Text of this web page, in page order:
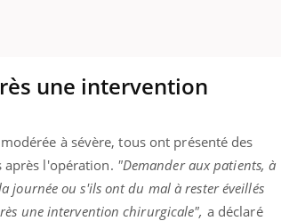
une intervention
à sévère, tous ont présenté des
après l'opération. "Demander aux patients, à
journée ou s'ils ont du mal à rester éveillés
une intervention chirurgicale", a déclaré